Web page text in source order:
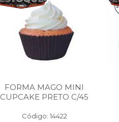
FORMA MAGO MINI
CUPCAKE PRETO C/45
Código: 14422